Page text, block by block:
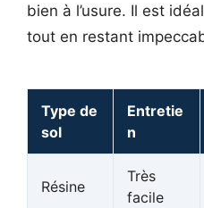
bien à l’usure. Il est
tout en restant
Type de
sol
Entretie
n
Résine
Très
facile